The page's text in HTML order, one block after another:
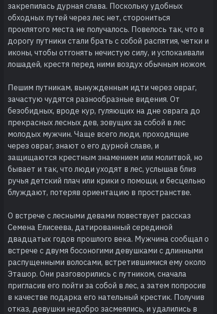
закрепилась дурная слава. Поскольку удобных
обходных путей через лес нет, сторониться
проклятого места не получалось. Повелось так, что в
дорогу путники стали брать с собой распятия, четки и
иконы, чтобы отгонять нечистую силу, и успокаивали
лошадей, крестя перед ними воздух обычным ножом.
Пешим путникам, вынужденным идти через овраг,
зачастую чудятся разнообразные видения. От
безобидных, вроде кур, гуляющих на дне оврага до
прекрасных лесных дев, зовущих за собой в лес
молодых мужчин. Чаще всего люди, проходящие
через овраг, знают о его дурной славе, и
защищаются крестным знамением или молитвой, но
бывает и так, что люди уходят в лес, услышав близ
ручья детский плач или крики о помощи, и бесцельно
блуждают, потеряв ориентацию в пространстве.
О встрече с лесными девами повествует рассказ
Семена Елисеева, датированный серединой
двадцатых годов прошлого века. Мужчина сообщал о
встрече с двумя босоногими девушками с длинными
распущенными волосами, встретившимися ему около
Эташор. Они разговорились с путником, сначала
пригласив его пойти за собой в лес, а затем попросив
в качестве подарка его нательный крестик. Получив
отказ, девушки недобро засмеялись, и удалились в